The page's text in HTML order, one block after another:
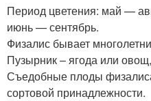
Период цветения: май —
июнь — сентябрь.
Физалис бывает
Пузырник – ягода или
Съедобные плоды
сортовой принадлежности.